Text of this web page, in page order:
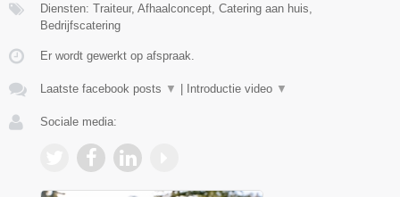
Diensten: Traiteur, Afhaalconcept, Catering aan huis,
Bedrijfscatering
Er wordt gewerkt op afspraak.
Laatste facebook posts ▼ Introductie video ▼
Sociale media: